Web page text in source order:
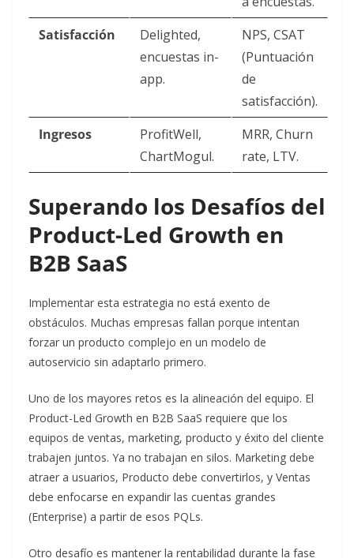
Satisfacción
Delighted,
encuestas in-
app.
NPS, CSAT
(Puntuación
de
satisfacción).
Ingresos
ProfitWell,
ChartMogul.
MRR, Churn
rate, LTV.
Superando los Desafíos del
Product-Led Growth en
B2B SaaS
Implementar esta estrategia no está exento de
obstáculos. Muchas empresas fallan porque intentan
forzar un producto complejo en un modelo de
autoservicio sin adaptarlo primero.
Uno de los mayores retos es la alineación del equipo. El
Product-Led Growth en B2B SaaS requiere que los
equipos de ventas, marketing, producto y éxito del cliente
trabajen juntos. Ya no trabajan en silos. Marketing debe
atraer a usuarios, Producto debe convertirlos, y Ventas
debe enfocarse en expandir las cuentas grandes
(Enterprise) a partir de esos PQLs.
Otro desafío es mantener la rentabilidad durante la fase